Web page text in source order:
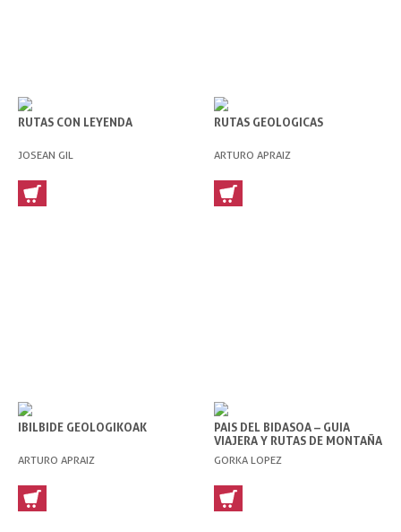
RUTAS CON LEYENDA
JOSEAN GIL
RUTAS GEOLOGICAS
ARTURO APRAIZ
IBILBIDE GEOLOGIKOAK
ARTURO APRAIZ
PAIS DEL BIDASOA – GUIA
VIAJERA Y RUTAS DE MONTAÑA
GORKA LOPEZ